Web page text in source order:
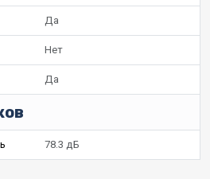
Да
Нет
Да
78.3 дБ